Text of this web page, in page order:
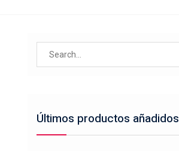
Últimos productos añadidos